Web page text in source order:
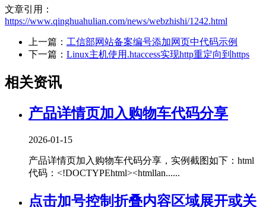
文章引用：
https://www.qinghuahulian.com/news/webzhishi/1242.html
上一篇： 工信部网站备案编号添加网页中代码示例
下一篇： Linux主机使用.htaccess实现http重定向到https
相关资讯
产品详情页加入购物车代码分享
2026-01-15
产品详情页加入购物车代码分享，实例截图如下：html
代码：<!DOCTYPEhtml><htmllan......
点击加号控制折叠内容区域展开或关